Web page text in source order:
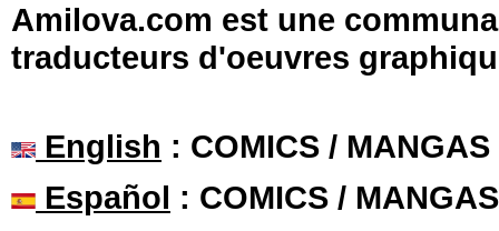
Amilova.com est une
traducteurs d'oeuvres
English : COMICS /
Español : COMICS /